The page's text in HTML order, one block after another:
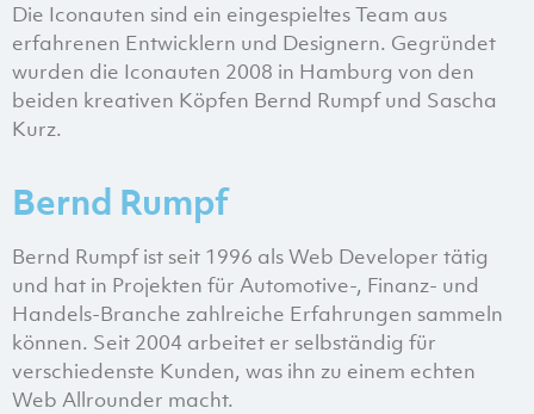
Die Iconauten sind ein eingespieltes Team aus
erfahrenen Entwicklern und Designern. Gegründet
wurden die Iconauten 2008 in Hamburg von den
beiden kreativen Köpfen Bernd Rumpf und Sascha
Kurz.
Bernd Rumpf
Bernd Rumpf ist seit 1996 als Web Developer tätig
und hat in Projekten für Automotive-, Finanz- und
Handels-Branche zahlreiche Erfahrungen sammeln
können. Seit 2004 arbeitet er selbständig für
verschiedenste Kunden, was ihn zu einem echten
Web Allrounder macht.